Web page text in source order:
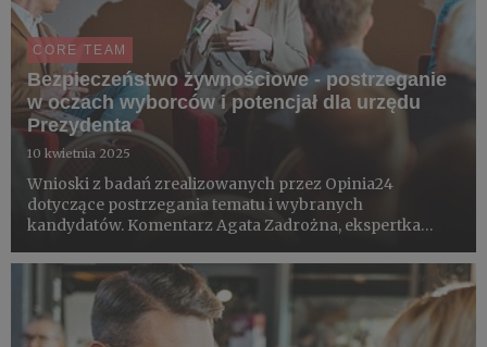
CORE TEAM
Bezpieczeństwo żywnościowe - postrzeganie
w oczach wyborców i potencjał dla urzędu
Prezydenta
10 kwietnia 2025
Wnioski z badań zrealizowanych przez Opinia24
dotyczące postrzegania tematu i wybranych
kandydatów. Komentarz Agata Zadrożna, ekspertka
dniach 17-21 marca 2025, na reprezentatywnej próbie
mieszkańców Polski, w wieku 18...